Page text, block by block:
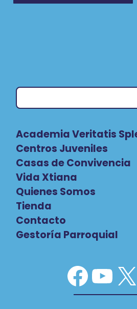
Academia Veritatis
Centros Juveniles
Casas de Convivencia
Vida Xtiana
Quienes Somos
Tienda
Contacto
Gestoría Parroquial
X